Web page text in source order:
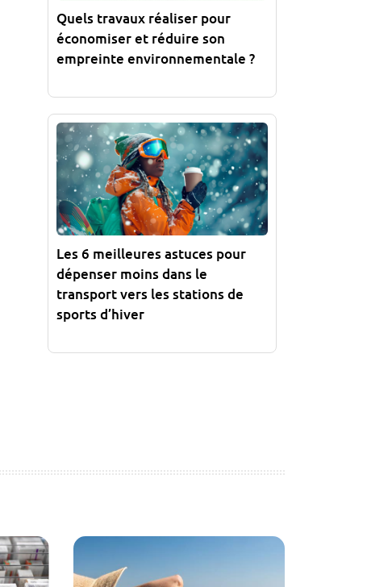
Quels travaux réaliser pour
économiser et réduire son
empreinte environnementale ?
Les 6 meilleures astuces pour
dépenser moins dans le
transport vers les stations de
sports d’hiver